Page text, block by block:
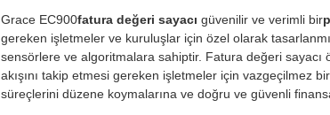
Grace EC900fatura değeri sayacı güvenilir ve verimli bir
gereken işletmeler ve kuruluşlar için özel olarak
sensörlere ve algoritmalara sahiptir. Fatura değeri
akışını takip etmesi gereken işletmeler için vazgeçilmez
süreçlerini düzene koymalarına ve doğru ve güvenli